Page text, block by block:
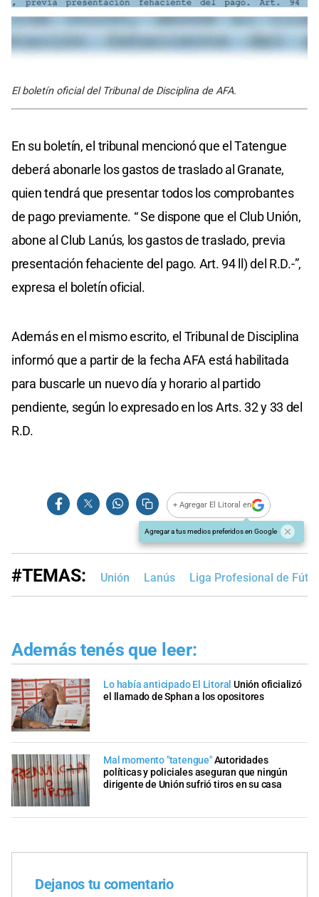
El boletín oficial del Tribunal de Disciplina de AFA.
En su boletín, el tribunal mencionó que el Tatengue
deberá abonarle los gastos de traslado al Granate,
quien tendrá que presentar todos los comprobantes
de pago previamente. “ Se dispone que el Club Unión,
abone al Club Lanús, los gastos de traslado, previa
presentación fehaciente del pago. Art. 94 ll) del R.D.-”,
expresa el boletín oficial.
Además en el mismo escrito, el Tribunal de Disciplina
informó que a partir de la fecha AFA está habilitada
para buscarle un nuevo día y horario al partido
pendiente, según lo expresado en los Arts. 32 y 33 del
R.D.
+ Agregar El Litoral en
Agregar a tus medios preferidos en Google
#TEMAS: Unión Lanús Liga Profesional de
Además tenés que leer:
Lo había anticipado El Litoral Unión oficializó
el llamado de Sphan a los opositores
Mal momento "tatengue"Autoridades
políticas y policiales aseguran que ningún
dirigente de Unión sufrió tiros en su casa
Dejanos tu comentario